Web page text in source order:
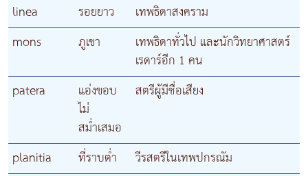
linea รอยยาว
เทพธิดาสงคราม
mons
ภูเขา เทพธิดาทั่วไป และนักวิทยาศาสตร์
เรดาร์อีก 1 คน
patera
แอ่งขอบ
ไม่
สม่ำเสมอ
สตรีผู้มีชื่อเสียง
planitia ที่ราบต่ำ
วีรสตรีในเทพปกรณัม